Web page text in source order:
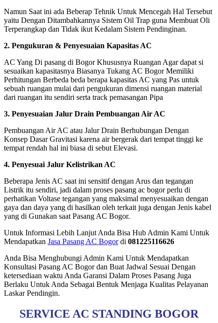
Namun Saat ini ada Beberap Tehnik Untuk Mencegah Hal Tersebut
yaitu Dengan Ditambahkannya Sistem Oil Trap guna Membuat Oli
Terperangkap dan Tidak ikut Kedalam Sistem Pendinginan.
2. Pengukuran & Penyesuaian Kapasitas AC
AC Yang Di pasang di Bogor Khususnya Ruangan Agar dapat si
sesuaikan kapasitasnya Biasanya Tukang AC Bogor Memiliki
Perhitungan Berbeda beda berapa kapasitas AC yang Pas untuk
sebuah ruangan mulai dari pengukuran dimensi ruangan material
dari ruangan itu sendiri serta track pemasangan Pipa
3. Penyesuaian Jalur Drain Pembuangan Air AC
Pembuangan Air AC atau Jalur Drain Berhubungan Dengan
Konsep Dasar Gravitasi karena air bergerak dari tempat tinggi ke
tempat rendah hal ini biasa di sebut Elevasi.
4. Penyesuai Jalur Kelistrikan AC
Beberapa Jenis AC saat ini sensitif dengan Arus dan tegangan
Listrik itu sendiri, jadi dalam proses pasang ac bogor perlu di
perhatikan Voltase tegangan yang maksimal menyesuaikan dengan
gaya dan daya yang di hasilkan oleh terkait juga dengan Jenis kabel
yang di Gunakan saat Pasang AC Bogor.
Untuk Informasi Lebih Lanjut Anda Bisa Hub Admin Kami Untuk
Mendapatkan Jasa Pasang AC Bogordi 081225116626
Anda Bisa Menghubungi Admin Kami Untuk Mendapatkan
Konsultasi Pasang AC Bogor dan Buat Jadwal Sesuai Dengan
ketersediaan waktu Anda Garansi Dalam Proses Pasang Juga
Berlaku Untuk Anda Sebagai Bentuk Menjaga Kualitas Pelayanan
Laskar Pendingin.
SERVICE AC STANDING BOGOR